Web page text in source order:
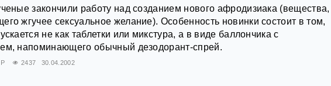
закончили работу над созданием нового афродизиака (вещества,
жгучее сексуальное желание). Особенность новинки состоит в том,
не как таблетки или микстура, а в виде баллончика с
напоминающего обычный дезодорант-спрей.
2437 30.04.2002